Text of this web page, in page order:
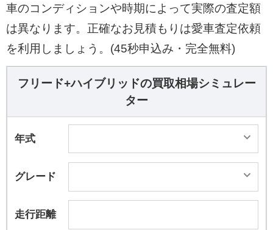
車のコンディションや時期によって実際の査定額
は異なります。正確なお見積もりは愛車査定依頼
を利用しましょう。(45秒申込み・完全無料)
フリード+ハイブリッドの買取相場シミュレー
ター
年式
グレード
走行距離